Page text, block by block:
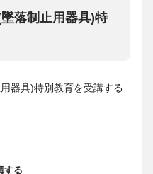
落制止用器具)特
器具)特別教育を受講する
する